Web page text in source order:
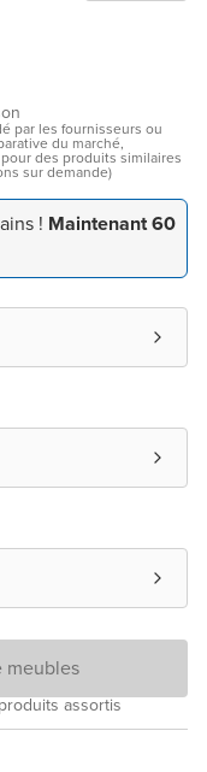
par les fournisseurs ou
du marché,
des produits similaires
sur demande)
! Maintenant 60
meubles
assortis